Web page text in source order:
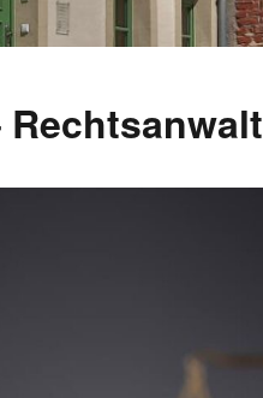
Rechtsanwalt